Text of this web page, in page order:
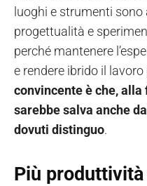
luoghi e strumenti
progettualità e
perché mantenere
e rendere ibrido il
convincente è che,
sarebbe salva anche
dovuti distinguo.
Più